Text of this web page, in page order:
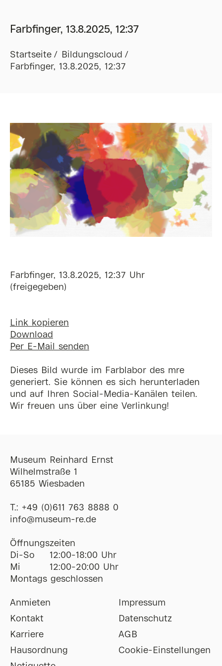
Farbfinger, 13.8.2025, 12:37
Startseite
Bildungscloud
Farbfinger, 13.8.2025, 12:37
Farbfinger, 13.8.2025, 12:37 Uhr
(freigegeben)
Link kopieren
Download
Per E-Mail senden
Dieses Bild wurde im Farblabor des mre
generiert. Sie können es sich herunterladen
und auf Ihren Social-Media-Kanälen teilen.
Wir freuen uns über eine Verlinkung!
Museum Reinhard Ernst
Wilhelmstraße 1
65185 Wiesbaden
T.: +49 (0)611 763 8888 0
ofni@museum-re de
Öffnungszeiten
Di-So
12:00-18:00 Uhr
Mi
12:00-20:00 Uhr
Montags geschlossen
Anmieten
Kontakt
Karriere
Hausordnung
Impressum
Datenschutz
AGB
Cookie-Einstellungen